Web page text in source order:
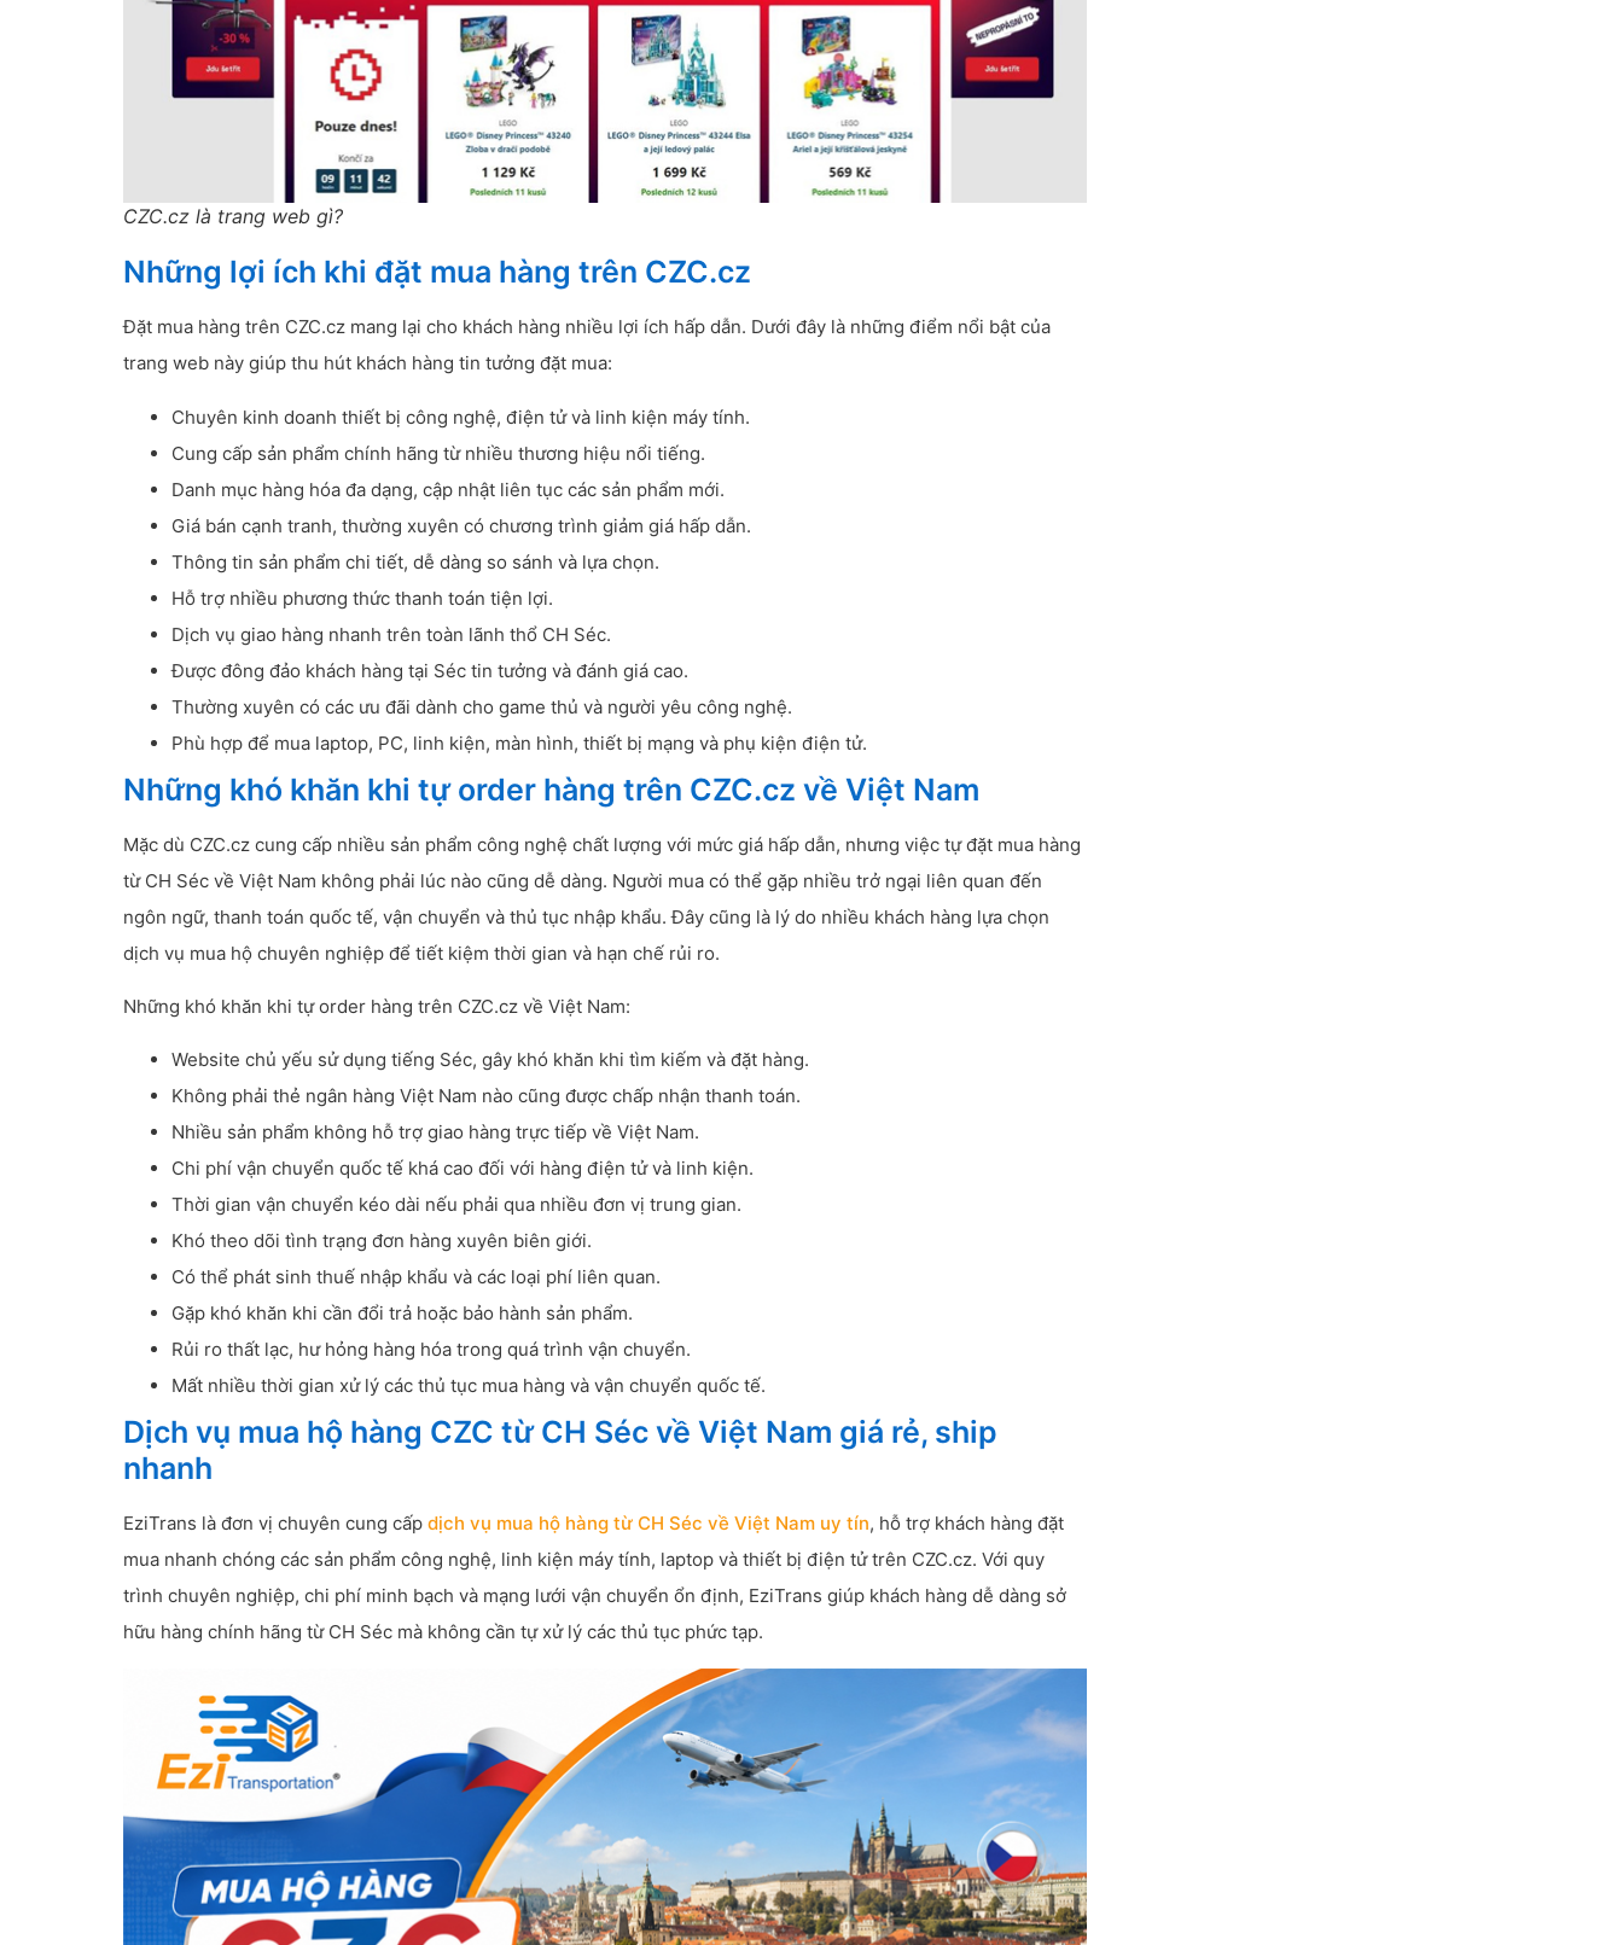
CZC.cz là trang web gì?
Những lợi ích khi đặt mua hàng trên CZC.cz
Đặt mua hàng trên CZC.cz mang lại cho khách hàng nhiều lợi ích hấp dẫn. Dưới đây là những điểm nổi bật của
trang web này giúp thu hút khách hàng tin tưởng đặt mua:
Chuyên kinh doanh thiết bị công nghệ, điện tử và linh kiện máy tính.
Cung cấp sản phẩm chính hãng từ nhiều thương hiệu nổi tiếng.
Danh mục hàng hóa đa dạng, cập nhật liên tục các sản phẩm mới.
Giá bán cạnh tranh, thường xuyên có chương trình giảm giá hấp dẫn.
Thông tin sản phẩm chi tiết, dễ dàng so sánh và lựa chọn.
Hỗ trợ nhiều phương thức thanh toán tiện lợi.
Dịch vụ giao hàng nhanh trên toàn lãnh thổ CH Séc.
Được đông đảo khách hàng tại Séc tin tưởng và đánh giá cao.
Thường xuyên có các ưu đãi dành cho game thủ và người yêu công nghệ.
Phù hợp để mua laptop, PC, linh kiện, màn hình, thiết bị mạng và phụ kiện điện tử.
Những khó khăn khi tự order hàng trên CZC.cz về Việt Nam
Mặc dù CZC.cz cung cấp nhiều sản phẩm công nghệ chất lượng với mức giá hấp dẫn, nhưng việc tự đặt mua hàng
từ CH Séc về Việt Nam không phải lúc nào cũng dễ dàng. Người mua có thể gặp nhiều trở ngại liên quan đến
ngôn ngữ, thanh toán quốc tế, vận chuyển và thủ tục nhập khẩu. Đây cũng là lý do nhiều khách hàng lựa chọn
dịch vụ mua hộ chuyên nghiệp để tiết kiệm thời gian và hạn chế rủi ro.
Những khó khăn khi tự order hàng trên CZC.cz về Việt Nam:
Website chủ yếu sử dụng tiếng Séc, gây khó khăn khi tìm kiếm và đặt hàng.
Không phải thẻ ngân hàng Việt Nam nào cũng được chấp nhận thanh toán.
Nhiều sản phẩm không hỗ trợ giao hàng trực tiếp về Việt Nam.
Chi phí vận chuyển quốc tế khá cao đối với hàng điện tử và linh kiện.
Thời gian vận chuyển kéo dài nếu phải qua nhiều đơn vị trung gian.
Khó theo dõi tình trạng đơn hàng xuyên biên giới.
Có thể phát sinh thuế nhập khẩu và các loại phí liên quan.
Gặp khó khăn khi cần đổi trả hoặc bảo hành sản phẩm.
Rủi ro thất lạc, hư hỏng hàng hóa trong quá trình vận chuyển.
Mất nhiều thời gian xử lý các thủ tục mua hàng và vận chuyển quốc tế.
Dịch vụ mua hộ hàng CZC từ CH Séc về Việt Nam giá rẻ, ship
nhanh
EziTrans là đơn vị chuyên cung cấp dịch vụ mua hộ hàng từ CH Séc về Việt Nam uy tín, hỗ trợ khách hàng đặt
mua nhanh chóng các sản phẩm công nghệ, linh kiện máy tính, laptop và thiết bị điện tử trên CZC.cz. Với quy
trình chuyên nghiệp, chi phí minh bạch và mạng lưới vận chuyển ổn định, EziTrans giúp khách hàng dễ dàng sở
hữu hàng chính hãng từ CH Séc mà không cần tự xử lý các thủ tục phức tạp.